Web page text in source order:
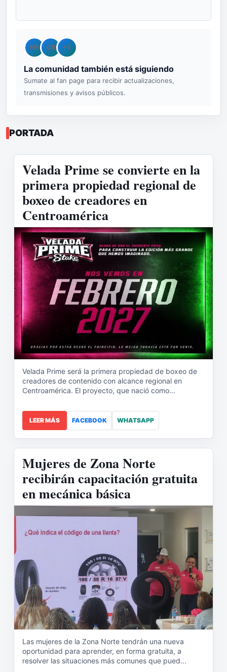
NR CR +1
La comunidad también está siguiendo
Sumate al fan page para recibir actualizaciones,
transmisiones y avisos públicos.
PORTADA
Velada Prime se convierte en la
primera propiedad regional de
boxeo de creadores en
Centroamérica
Velada Prime será la primera propiedad de boxeo de
creadores de contenido con alcance regional en
Centroamérica. El proyecto, que nació como...
LEER MÁS FACEBOOK WHATSAPP
Mujeres de Zona Norte
recibirán capacitación gratuita
en mecánica básica
Las mujeres de la Zona Norte tendrán una nueva
oportunidad para aprender, en forma gratuita, a
resolver las situaciones más comunes que pued...